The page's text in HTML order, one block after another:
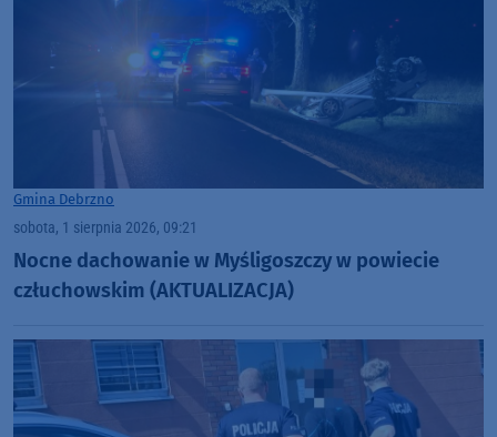
Gmina Debrzno
sobota, 1 sierpnia 2026, 09:21
Nocne dachowanie w Myśligoszczy w powiecie
człuchowskim (AKTUALIZACJA)